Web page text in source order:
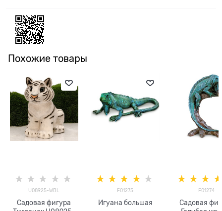
Похожие товары
U08925-WBL
Садовая фигура
F01275
Игуана большая
F01274
Садовая